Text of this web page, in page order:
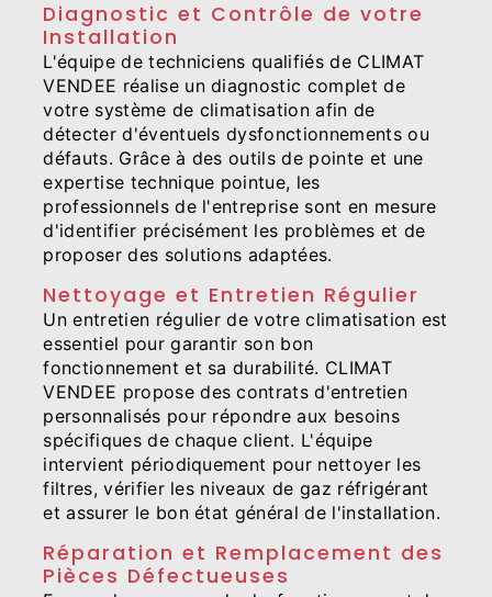
Diagnostic et Contrôle de votre
Installation
L'équipe de techniciens qualifiés de CLIMAT
VENDEE réalise un diagnostic complet de
votre système de climatisation afin de
détecter d'éventuels dysfonctionnements ou
défauts. Grâce à des outils de pointe et une
expertise technique pointue, les
professionnels de l'entreprise sont en mesure
d'identifier précisément les problèmes et de
proposer des solutions adaptées.
Nettoyage et Entretien Régulier
Un entretien régulier de votre climatisation est
essentiel pour garantir son bon
fonctionnement et sa durabilité. CLIMAT
VENDEE propose des contrats d'entretien
personnalisés pour répondre aux besoins
spécifiques de chaque client. L'équipe
intervient périodiquement pour nettoyer les
filtres, vérifier les niveaux de gaz réfrigérant
et assurer le bon état général de l'installation.
Réparation et Remplacement des
Pièces Défectueuses